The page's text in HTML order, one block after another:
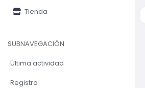
Tienda
SUBNAVEGACIÓN
Última actividad
Registro